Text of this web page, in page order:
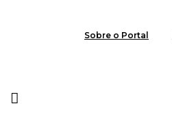
Sobre o Portal